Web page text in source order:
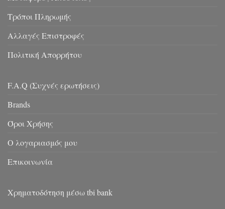
Τρόποι Πληρωμής
Αλλαγές Επιστροφές
Πολιτική Απορρήτου
F.A.Q (Συχνές ερωτήσεις)
Brands
Όροι Χρήσης
Ο λογαριασμός μου
Επικοινωνία
Χρηματοδότηση μέσω tbi bank